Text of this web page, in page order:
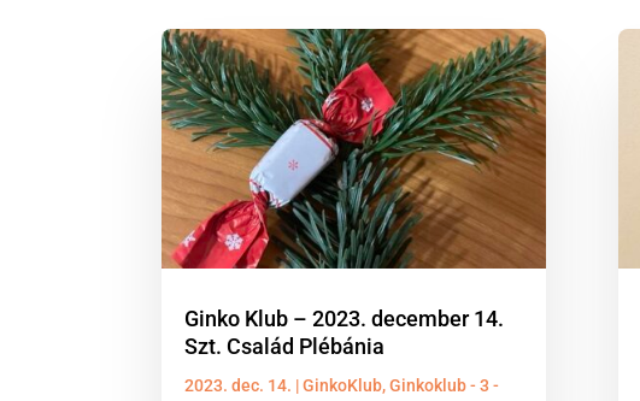
Ginko Klub – 2023. december 14.
Szt. Család Plébánia
2023. dec. 14. |GinkoKlub,Ginkoklub - 3 -